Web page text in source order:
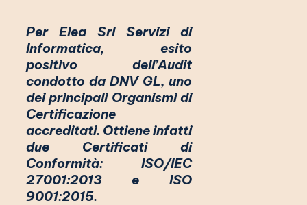
Per Elea Srl Servizi di
Informatica, esito
positivo dell’Audit
condotto da DNV GL, uno
dei principali Organismi di
Certificazione
accreditati. Ottiene infatti
due Certificati di
Conformità: ISO/IEC
27001:2013 e ISO
9001:2015.